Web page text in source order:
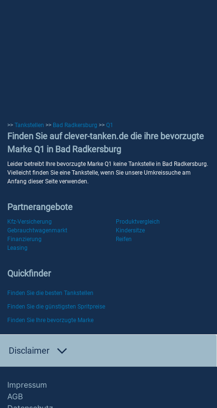
>> Tankstellen >> Bad Radkersburg >> Q1
Finden Sie auf clever-tanken.de die ihre bevorzugte
Marke Q1 in Bad Radkersburg
Leider betreibt Ihre bevorzugte Marke Q1 keine Tankstelle in Bad Radkersburg.
Vielleicht finden Sie eine Tankstelle, wenn Sie unsere Umkreissuche am
Anfang dieser Seite verwenden.
Partnerangebote
Kfz-Versicherung
Produktvergleich
Gebrauchtwagenmarkt
Kindersitze
Finanzierung
Reifen
Leasing
Quickfinder
Finden Sie die besten Tankstellen
Finden Sie die günstigsten Spritpreise
Finden Sie Ihre bevorzugte Marke
Disclaimer
Impressum
AGB